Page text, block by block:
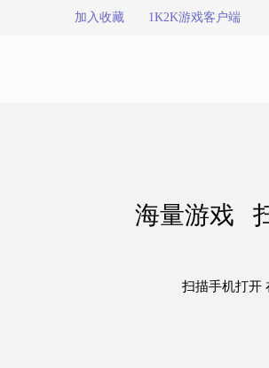
加入收藏 1K2K游戏客户端
海量游戏
扫描手机打开